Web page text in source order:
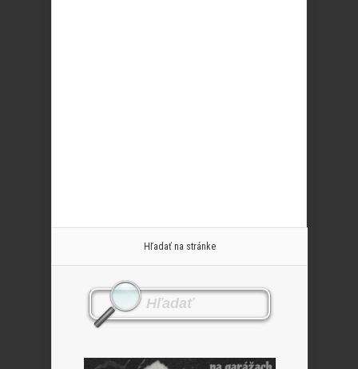
Hľadať na stránke